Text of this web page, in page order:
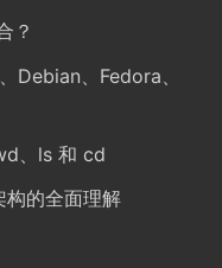
？
Debian、Fedora、
、ls 和 cd
的全面理解